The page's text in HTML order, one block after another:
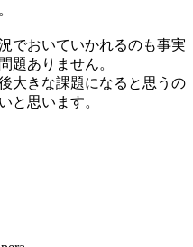
でおいていかれるのも事実
題ありません。
大きな課題になると思うの
と思います。